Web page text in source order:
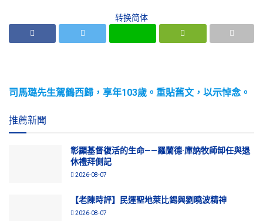
转换简体
司馬璐先生駕鶴西歸，享年103歲。重貼舊文，以示悼念。
推薦新聞
彰顯基督復活的生命——羅蘭德·庫訥牧師卸任與退
休禮拜側記
2026-08-07
【老陳時評】民運聖地萊比錫與劉曉波精神
2026-08-07